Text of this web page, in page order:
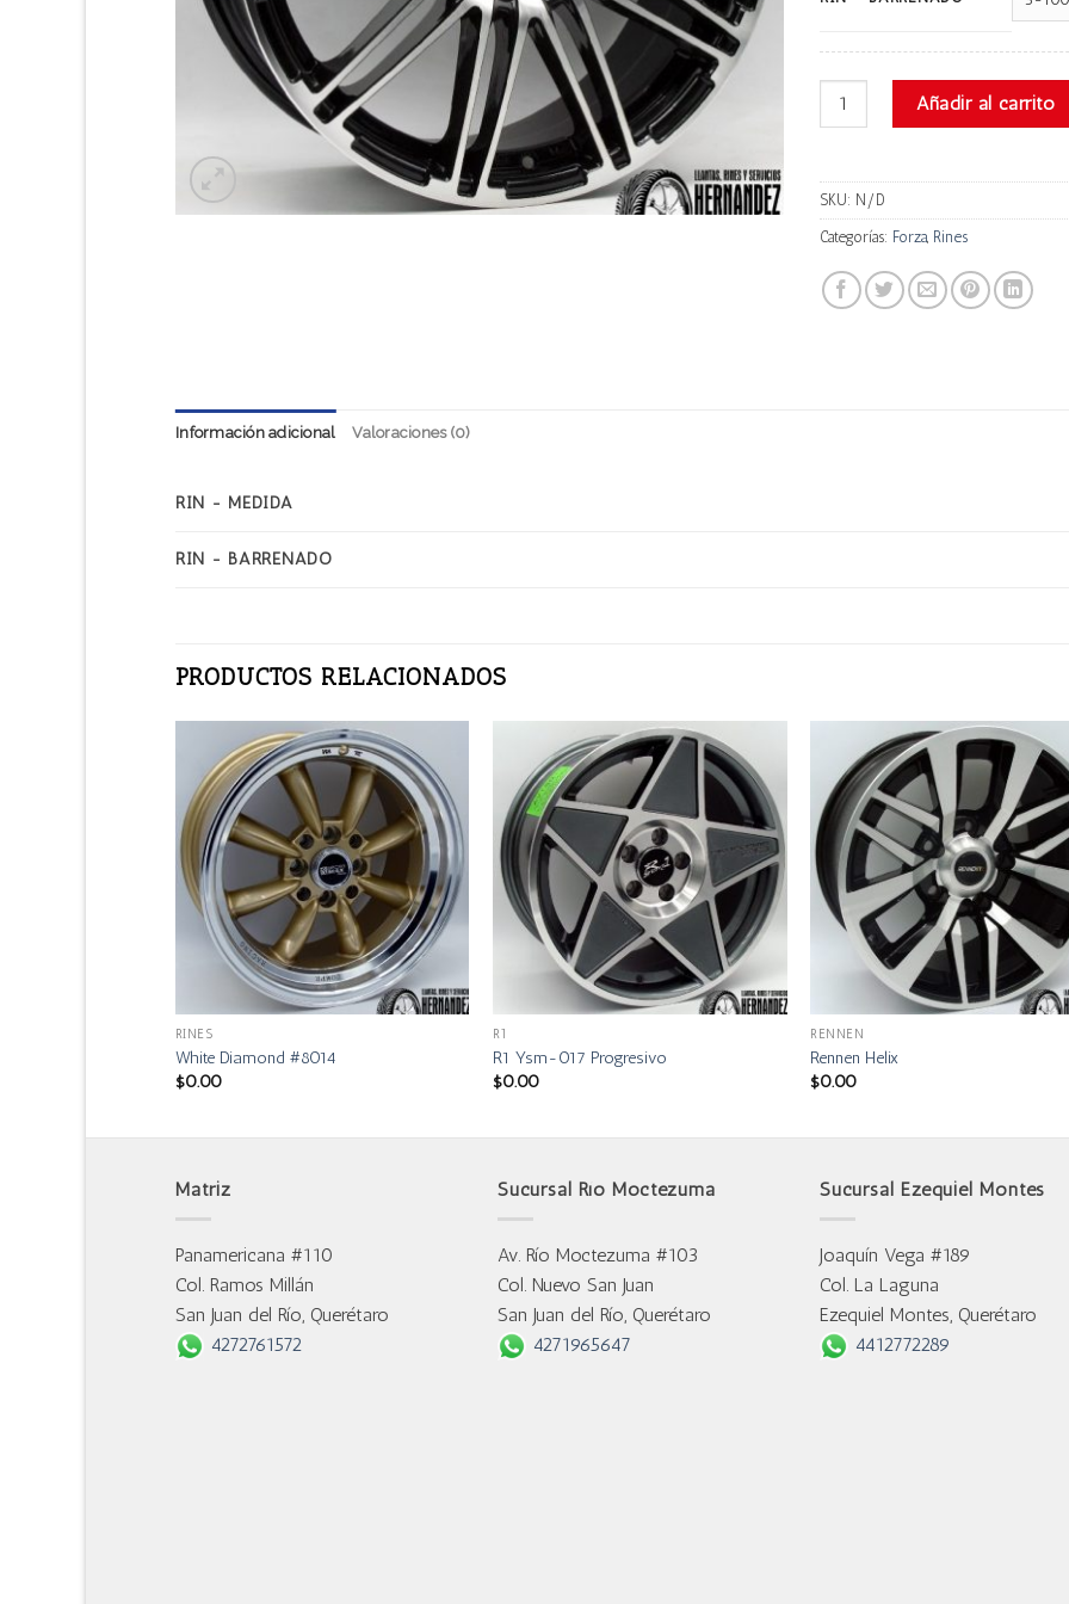
Forza FO303 cantidadAñadir al carrito
SKU: N/D
Categorías: Forza, Rines
Información adicional Valoraciones (0)
RIN - MEDIDA
RIN - BARRENADO
PRODUCTOS RELACIONADOS
RINES
White Diamond #8014
$0.00
R1
R1 Ysm-017 Progresivo
$0.00
RENNEN
Rennen Helix
$0.00
Matriz
Panamericana #110
Col. Ramos Millán
San Juan del Río, Querétaro
4272761572
Sucursal Río Moctezuma
Av. Río Moctezuma #103
Col. Nuevo San Juan
San Juan del Río, Querétaro
4271965647
Sucursal Ezequiel Montes
Joaquín Vega #189
Col. La Laguna
Ezequiel Montes, Querétaro
4412772289